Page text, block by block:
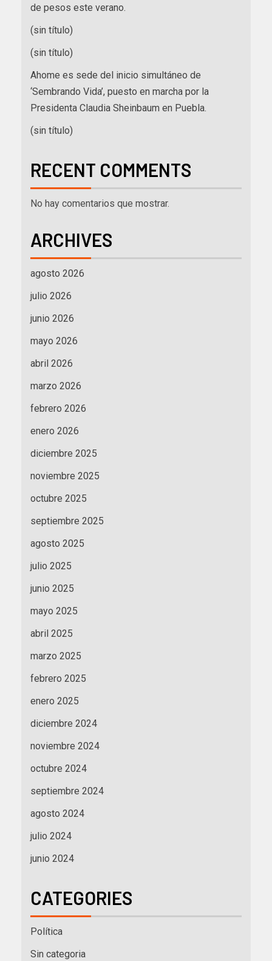
de pesos este verano.
(sin título)
(sin título)
Ahome es sede del inicio simultáneo de
‘Sembrando Vida’, puesto en marcha por la
Presidenta Claudia Sheinbaum en Puebla.
(sin título)
RECENT COMMENTS
No hay comentarios que mostrar.
ARCHIVES
agosto 2026
julio 2026
junio 2026
mayo 2026
abril 2026
marzo 2026
febrero 2026
enero 2026
diciembre 2025
noviembre 2025
octubre 2025
septiembre 2025
agosto 2025
julio 2025
junio 2025
mayo 2025
abril 2025
marzo 2025
febrero 2025
enero 2025
diciembre 2024
noviembre 2024
octubre 2024
septiembre 2024
agosto 2024
julio 2024
junio 2024
CATEGORIES
Política
Sin categoria